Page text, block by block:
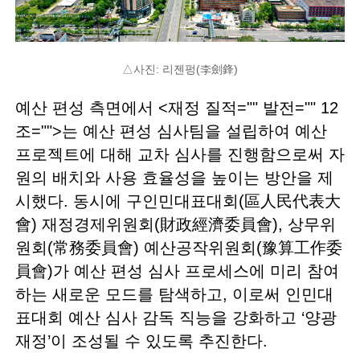
△사진: 리젠펑(李劍鋒)
예산 편성 측면에서 <재정 질적="" 발전="" 12
조="">는 예산 편성 심사팀을 설립하여 예산
프로젝트에 대해 교차 심사를 진행함으로써 자
원의 배치와 사용 효율성을 높이는 방안을 제
시했다. 동시에 구인민대표대회(區人民代表大
會) 재정경제위원회(財政經濟委員會), 상무위
원회(常務委員會) 예산공작위원회(豫算工作委
員會)가 예산 편성 심사 프로세스에 미리 참여
하는 새로운 모드를 탐색하고, 이로써 인민대
표대회 예산 심사 감독 직능을 강화하고 ‘양광
재정’이 조성될 수 있도록 추진한다.